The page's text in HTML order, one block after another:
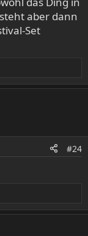
aber dann
Set
#24